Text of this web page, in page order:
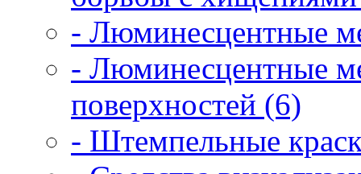
- Люминесцентные
- Люминесцентные
поверхностей (6)
- Штемпельные